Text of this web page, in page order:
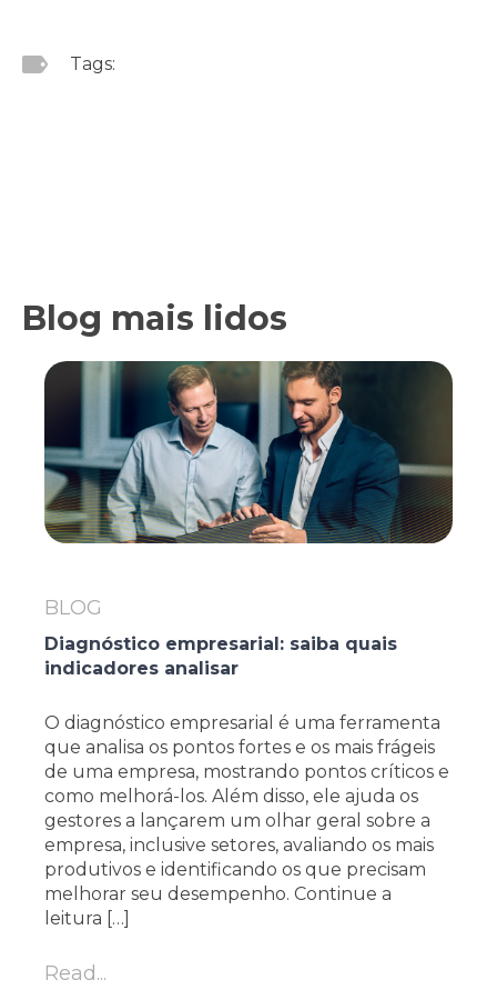
Tags:
Blog mais lidos
BLOG
Diagnóstico empresarial: saiba quais
indicadores analisar
O diagnóstico empresarial é uma ferramenta
que analisa os pontos fortes e os mais frágeis
de uma empresa, mostrando pontos críticos e
como melhorá-los. Além disso, ele ajuda os
gestores a lançarem um olhar geral sobre a
empresa, inclusive setores, avaliando os mais
produtivos e identificando os que precisam
melhorar seu desempenho. Continue a
leitura […]
Read...